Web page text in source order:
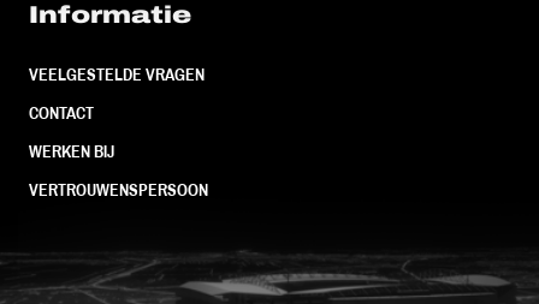
Informatie
VEELGESTELDE VRAGEN
CONTACT
WERKEN BIJ
VERTROUWENSPERSOON
FC Utrecht<br>vanuit<br>het